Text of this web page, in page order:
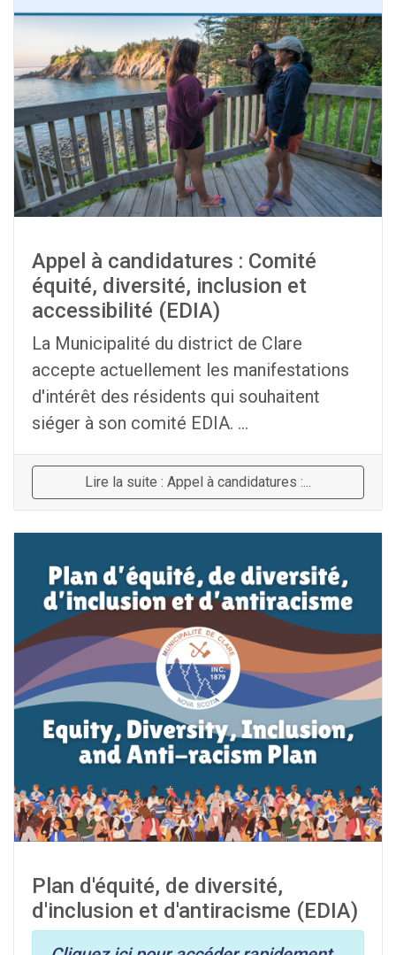
Appel à candidatures : Comité
équité, diversité, inclusion et
accessibilité (EDIA)
La Municipalité du district de Clare
accepte actuellement les manifestations
d'intérêt des résidents qui souhaitent
siéger à son comité EDIA. ...
Lire la suite : Appel à candidatures :...
Plan d'équité, de diversité,
d'inclusion et d'antiracisme (EDIA)